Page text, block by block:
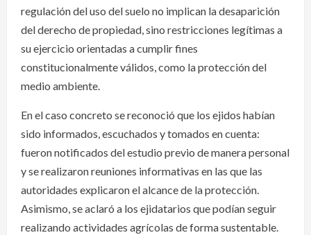
regulación del uso del suelo no implican la desaparición
del derecho de propiedad, sino restricciones legítimas a
su ejercicio orientadas a cumplir fines
constitucionalmente válidos, como la protección del
medio ambiente.
En el caso concreto se reconoció que los ejidos habían
sido informados, escuchados y tomados en cuenta:
fueron notificados del estudio previo de manera personal
y se realizaron reuniones informativas en las que las
autoridades explicaron el alcance de la protección.
Asimismo, se aclaró a los ejidatarios que podían seguir
realizando actividades agrícolas de forma sustentable.